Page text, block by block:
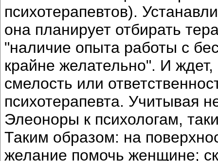
психотерапевтов).
она планирует отбирать
"наличие опыта работы с
крайне желательно". И ждет,
смелость или
психотерапевта. Учитывая
Элеоноры к психологам,
Таким образом: на
желание помочь женщине;